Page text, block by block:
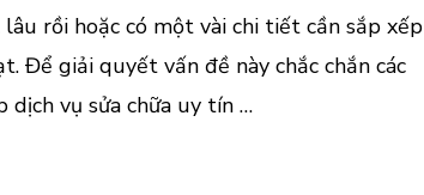
cải
tạo
ngôi
rồi hoặc có một vài chi tiết cần sắp xếp
Để giải quyết vấn đề này chắc chắn các
dịch vụ sửa chữa uy tín …